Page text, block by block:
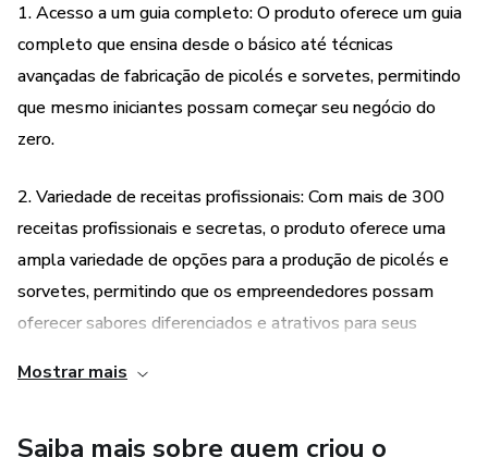
1. Acesso a um guia completo: O produto oferece um guia
completo que ensina desde o básico até técnicas
avançadas de fabricação de picolés e sorvetes, permitindo
que mesmo iniciantes possam começar seu negócio do
zero.
2. Variedade de receitas profissionais: Com mais de 300
receitas profissionais e secretas, o produto oferece uma
ampla variedade de opções para a produção de picolés e
sorvetes, permitindo que os empreendedores possam
oferecer sabores diferenciados e atrativos para seus
produto também ensina para que serve cada produto
Mostrar mais
Saiba mais sobre quem criou o